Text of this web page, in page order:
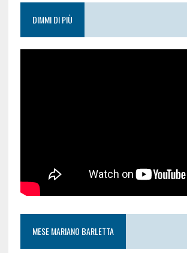
DIMMI DI PIÙ
MESE MARIANO BARLETTA